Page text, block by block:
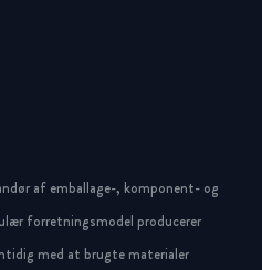
af emballage-, komponent- og
forretningsmodel producerer
med at brugte materialer